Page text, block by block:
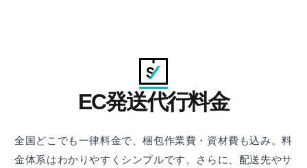
EC発送代行料金
全国どこでも一律料金で、梱包作業費・資材費も込み。料
金体系はわかりやすくシンプルです。 さらに、配送先やサ